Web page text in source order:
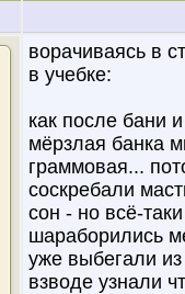
ворачиваясь в
в учебке:
как после бани
мёрзлая банка
граммовая...
соскребали
сон - но всё-
шараборились
уже выбегали
взводе узнали